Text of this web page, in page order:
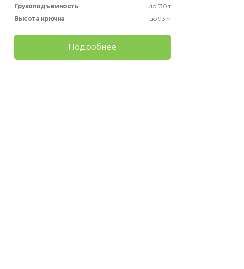
Грузоподъемность
до 130 т
Высота крючка
до 93 м
Подробнее